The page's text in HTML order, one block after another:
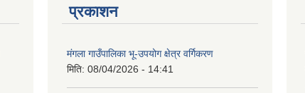
प्रकाशन
मंगला गाउँपालिका भू-उपयोग क्षेत्र वर्गिकरण
मिति: 08/04/2026 - 14:41